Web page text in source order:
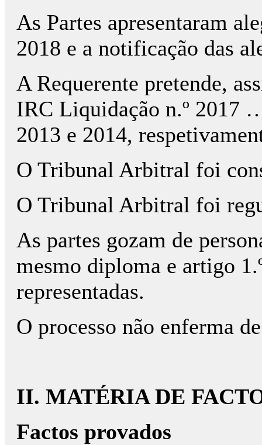
As Partes apresentaram
2018 e a notificação das
A Requerente pretende,
IRC Liquidação n.º 2017
2013 e 2014,
O Tribunal Arbitral foi
O Tribunal Arbitral foi
As partes gozam de
mesmo diploma e artigo
representadas.
O processo não enferma
II. MATÉRIA DE
Factos provados